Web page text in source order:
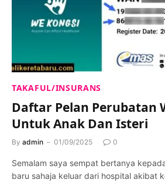
TAKAFUL/INSURANS
Daftar Pelan Perubatan
Untuk Anak Dan Isteri
By admin 01/09/2025 0
Semalam saya sempat bertanya
baru sahaja keluar dari hospital akibat